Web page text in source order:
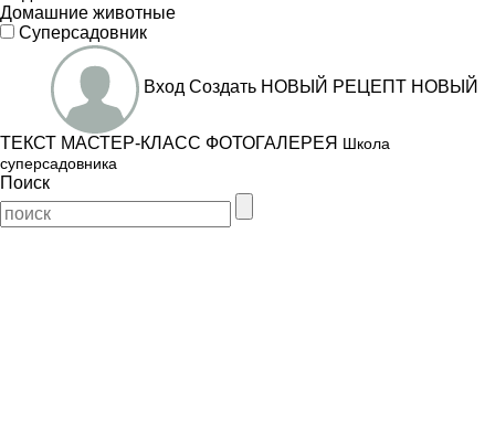
Домашние животные
Суперсадовник
Вход Создать НОВЫЙ РЕЦЕПТ НОВЫЙ
ТЕКСТ МАСТЕР-КЛАСС ФОТОГАЛЕРЕЯ Школа
суперсадовника
Поиск